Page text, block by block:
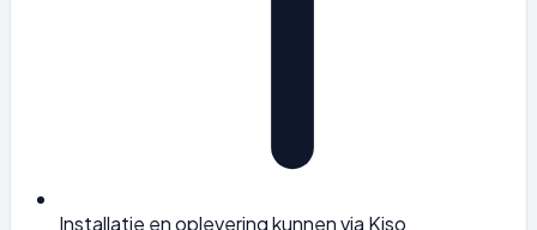
Installatie en oplevering kunnen via Kiso